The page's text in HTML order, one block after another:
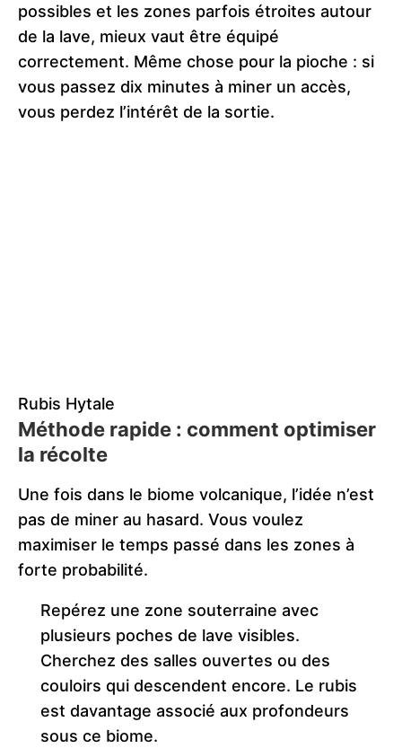
possibles et les zones parfois étroites autour
de la lave, mieux vaut être équipé
correctement. Même chose pour la pioche : si
vous passez dix minutes à miner un accès,
vous perdez l’intérêt de la sortie.
Rubis Hytale
Méthode rapide : comment optimiser
la récolte
Une fois dans le biome volcanique, l’idée n’est
pas de miner au hasard. Vous voulez
maximiser le temps passé dans les zones à
forte probabilité.
Repérez une zone souterraine avec
plusieurs poches de lave visibles.
Cherchez des salles ouvertes ou des
couloirs qui descendent encore. Le rubis
est davantage associé aux profondeurs
sous ce biome.